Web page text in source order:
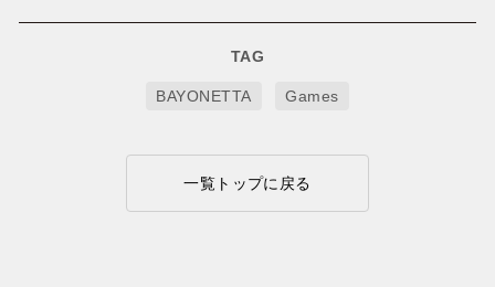
TAG
BAYONETTA Games
一覧トップに戻る